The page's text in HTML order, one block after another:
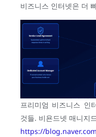
비즈니스 인터넷은 더
프리미엄 비즈니스 인
것들. 비욘드넷 매니지
https://